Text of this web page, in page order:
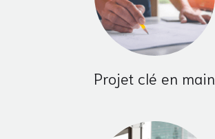
Projet clé en main